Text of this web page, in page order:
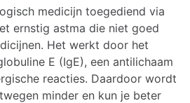
medicijn toegediend via
ernstig astma die niet goed
Het werkt door het
E (IgE), een antilichaam
reacties. Daardoor wordt
minder en kun je beter